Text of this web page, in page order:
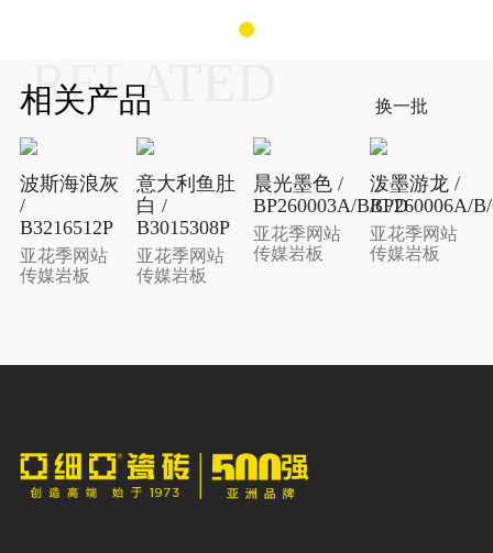
相关产品
RELATED 换一批
波斯海浪灰
/
B3216512P
亚花季网站
传媒岩板
意大利鱼肚
白 /
B3015308P
亚花季网站
传媒岩板
晨光墨色 /
BP260003A/B/C/D
亚花季网站
传媒岩板
泼墨游龙 /
BP260006A/
亚花季网站
传媒岩板